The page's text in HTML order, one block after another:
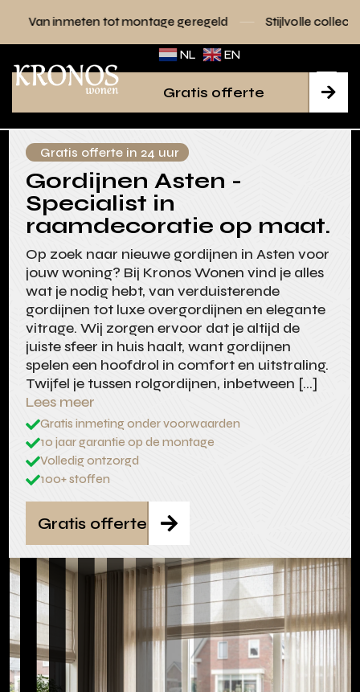
tot montage geregeld Stijlvolle collecties voor elk
NL EN

Gratis offerte
Gratis offerte in 24 uur
Gordijnen Asten -
Specialist in
raamdecoratie op maat.
Op zoek naar nieuwe gordijnen in Asten voor
jouw woning? Bij Kronos Wonen vind je alles
wat je nodig hebt, van verduisterende
gordijnen tot luxe overgordijnen en elegante
vitrage. Wij zorgen ervoor dat je altijd de
juiste sfeer in huis haalt, want gordijnen
spelen een hoofdrol in comfort en uitstraling.
Twijfel je tussen rolgordijnen, inbetween […]
Lees meer
Gratis inmeting onder voorwaarden
10 jaar garantie op de montage
Volledig ontzorgd
100+ stoffen

Gratis offerte